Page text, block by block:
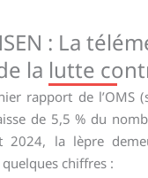
: La
la lutte
rapport de l’OMS
de 5,5 % du
2024, la lèpre
chiffres :